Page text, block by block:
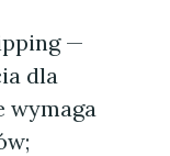
—
dla
wymaga